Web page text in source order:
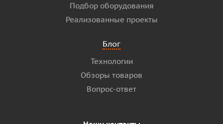
Подбор оборудования
Реализованные проекты
Блог
Технологии
Обзоры товаров
Вопрос-ответ